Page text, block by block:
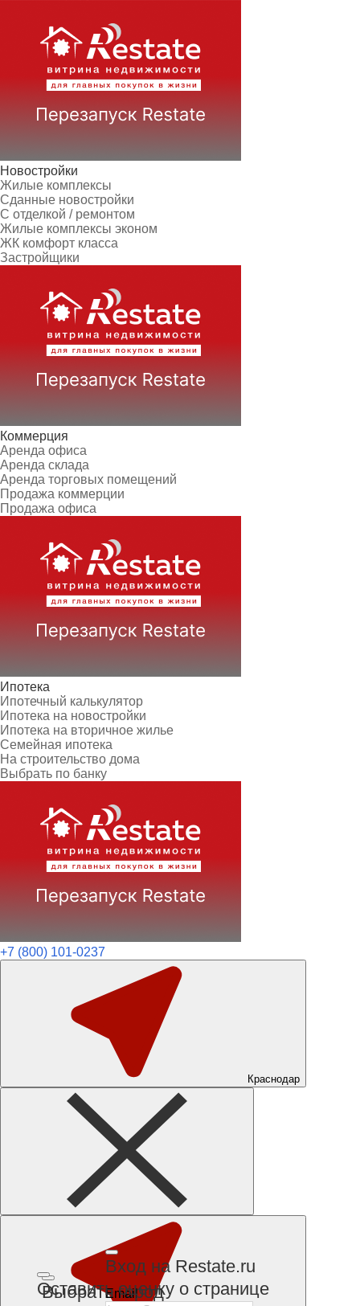
Новостройки
Жилые комплексы
Сданные новостройки
С отделкой / ремонтом
Жилые комплексы эконом
ЖК комфорт класса
Застройщики
Коммерция
Аренда офиса
Аренда склада
Аренда торговых помещений
Продажа коммерции
Продажа офиса
Ипотека
Ипотечный калькулятор
Ипотека на новостройки
Ипотека на вторичное жилье
Семейная ипотека
На строительство дома
Выбрать по банку
+7 (800) 101-0237
Краснодар
Выбрать город
Вход на Restate.ru
Email
Оставить оценку о странице